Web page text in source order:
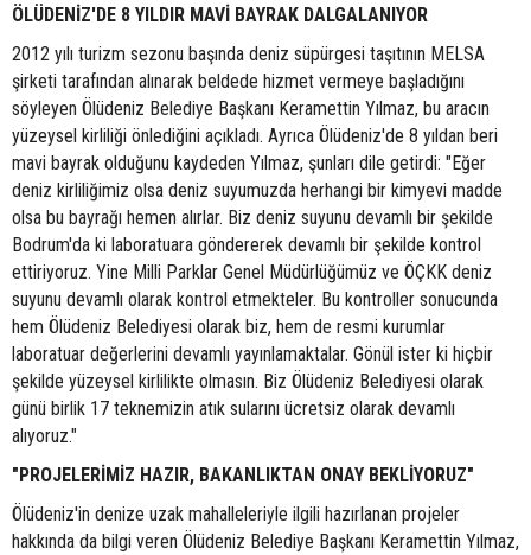
ÖLÜDENİZ'DE 8 YILDIR MAVİ BAYRAK DALGALANIYOR
2012 yılı turizm sezonu başında deniz süpürgesi taşıtının MELSA
şirketi tarafından alınarak beldede hizmet vermeye başladığını
söyleyen Ölüdeniz Belediye Başkanı Keramettin Yılmaz, bu aracın
yüzeysel kirliliği önlediğini açıkladı. Ayrıca Ölüdeniz'de 8 yıldan beri
mavi bayrak olduğunu kaydeden Yılmaz, şunları dile getirdi: "Eğer
deniz kirliliğimiz olsa deniz suyumuzda herhangi bir kimyevi madde
olsa bu bayrağı hemen alırlar. Biz deniz suyunu devamlı bir şekilde
Bodrum'da ki laboratuara göndererek devamlı bir şekilde kontrol
ettiriyoruz. Yine Milli Parklar Genel Müdürlüğümüz ve ÖÇKK deniz
suyunu devamlı olarak kontrol etmekteler. Bu kontroller sonucunda
hem Ölüdeniz Belediyesi olarak biz, hem de resmi kurumlar
laboratuar değerlerini devamlı yayınlamaktalar. Gönül ister ki hiçbir
şekilde yüzeysel kirlilikte olmasın. Biz Ölüdeniz Belediyesi olarak
günü birlik 17 teknemizin atık sularını ücretsiz olarak devamlı
alıyoruz."
"PROJELERİMİZ HAZIR, BAKANLIKTAN ONAY BEKLİYORUZ"
Ölüdeniz'in denize uzak mahalleleriyle ilgili hazırlanan projeler
hakkında da bilgi veren Ölüdeniz Belediye Başkanı Keramettin Yılmaz,